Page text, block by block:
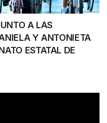
A LAS
Y ANTONIETA
ESTATAL DE